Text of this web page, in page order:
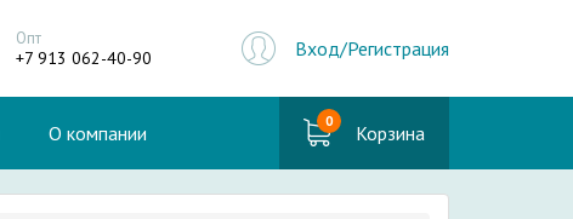
Опт
+7 913 062-40-90 Вход/Регистрация
О компании 0 Корзина